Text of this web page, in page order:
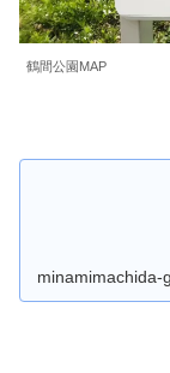
鶴間公園MAP
minamimachida-